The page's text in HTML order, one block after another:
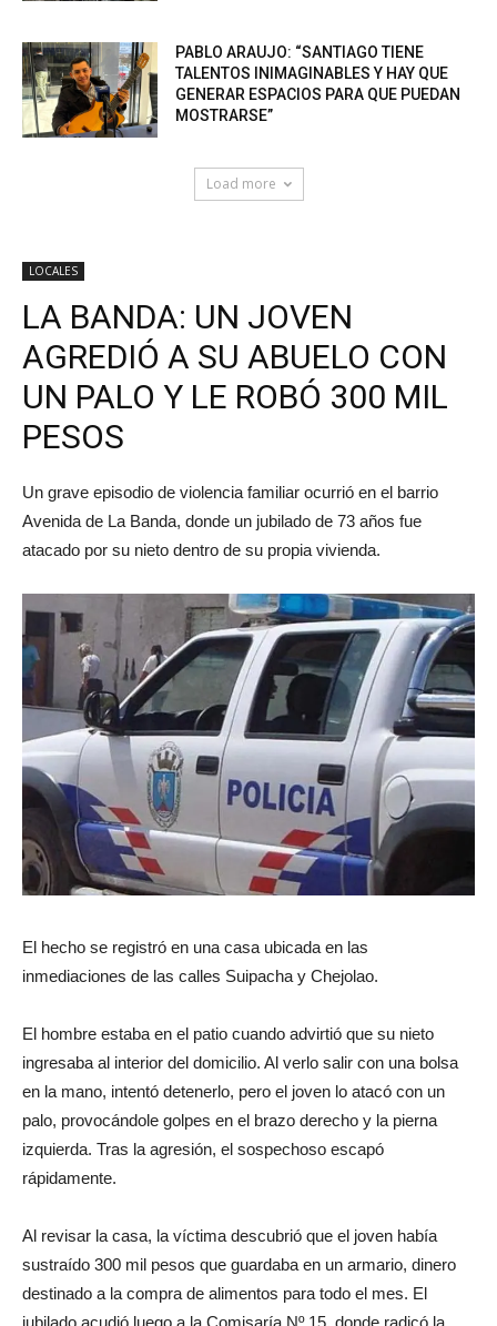
PABLO ARAUJO: “SANTIAGO TIENE
TALENTOS INIMAGINABLES Y HAY QUE
GENERAR ESPACIOS PARA QUE PUEDAN
MOSTRARSE”
Load more